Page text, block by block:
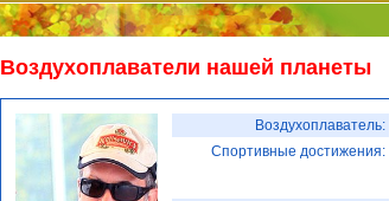
Воздухоплаватели нашей планеты
Воздухоплаватель:
Спортивные достижения: